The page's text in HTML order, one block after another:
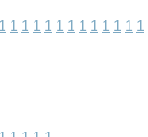
1 1 1 1 1 1 1 1 1 1 1 1 1